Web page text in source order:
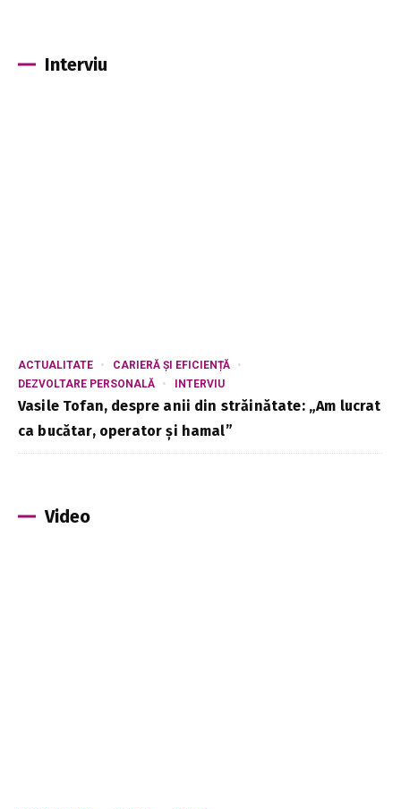
Interviu
ACTUALITATE
CARIERĂ ȘI EFICIENȚĂ
DEZVOLTARE PERSONALĂ
INTERVIU
Vasile Tofan, despre anii din străinătate: „Am lucrat
ca bucătar, operator și hamal”
Video